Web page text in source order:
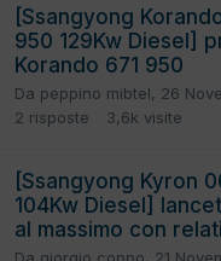
[Ssangyong
950 129Kw Diesel]
Korando 671 950
Da peppino mibtel, 26
2 risposte 3,6k visite
[Ssangyong Kyron
104Kw Diesel]
al massimo con